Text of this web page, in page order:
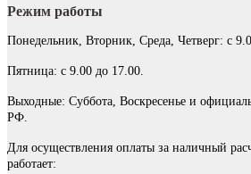
Режим работы
Понедельник, Вторник, Среда, Четверг: с
Пятница: с 9.00 до 17.00.
Выходные: Суббота, Воскресенье и
РФ.
Для осуществления оплаты за наличный
работает: